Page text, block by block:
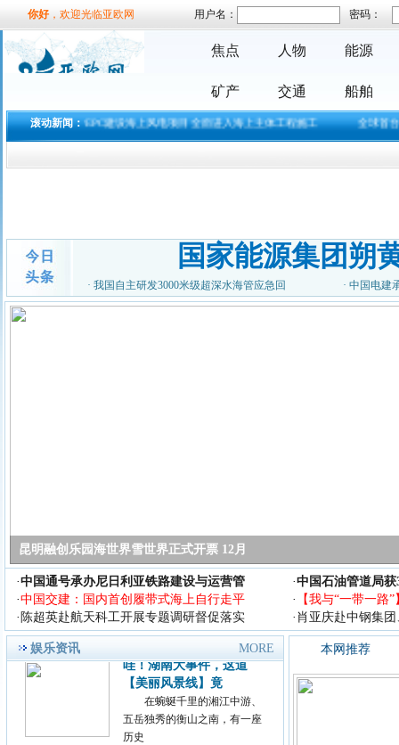
你好，欢迎光临亚欧网 用户名： 密码：
焦点 人物 能源
矿产 交通 船舶
滚动新闻：
内首个EPC建设海上风电项目全面进入海上主体工程施工 全球首台无人驾
国家能源集团朔
· 我国自主研发3000米级超深水海管应急回 · 中国电建
昆明融创乐园海世界雪世界正式开票 12月
·中国通号承办尼日利亚铁路建设与运营管 ·中国石油管道局
·中国交建：国内首创履带式海上自行走平 ·
【我与“一带一路
· 陈超英赴航天科工开展专题调研督促落实 · 肖亚庆赴中钢集
娱乐资讯 MORE
励志歌手杨洪强放歌中国
演艺又见山里红
励志歌手杨洪强放歌中国演艺
又见山里红 首届《放歌中国》
【美丽风景线】竟
在蜿蜒千里的湘江中游、
师，亲爱的观众朋友： 今
首届《放歌中国》歌手大
赛全国总决赛！
年会
励志歌手杨洪强放歌中国
演艺又见山里红
励志歌手杨洪强放歌中国演艺
又见山里红 首届《放歌中国》
歌手
哇！湖南大事件，这道
【美丽风景线】竟
在蜿蜒千里的湘江中游、
五岳独秀的衡山之南，有一座
历史
生命赠我以苦难，我必回
本网推荐